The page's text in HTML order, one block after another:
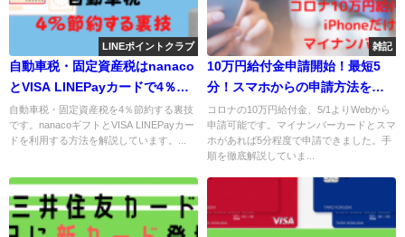
LINEポイントクラブ
自動車税・固定資産税はnanaco
とVISA LINEPayカードで4％節
約する裏技！
自動車税・固定資産税を4％節約する裏技
です。nanacoギフトとVISA LINEPayカー
ドを利用する方法を解説しています。...
雑記
10万円給付金申請開始！最短5
分！スマホからの申請方法を徹
底解説！iPhoneで申請完了！
コロナの10万円給付金、5/1よりWebから
申請可能です。マイナンバーカードとスマ
ホがあれば5分程度で申請できました。手
順を徹底解説していま...